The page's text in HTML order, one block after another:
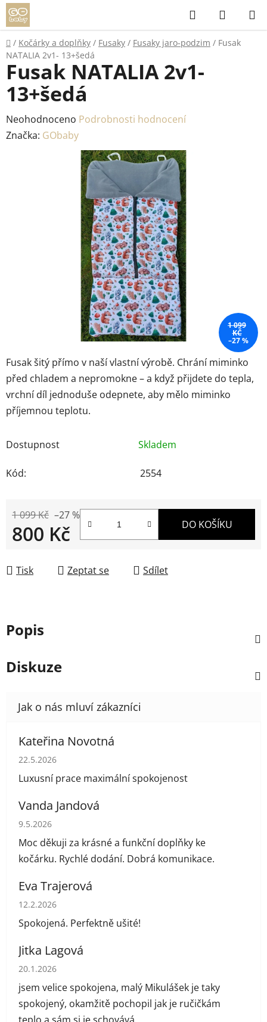
Přejít
na
obsah
Hledat
KOŠÍK
Domů
/ Kočárky a doplňky / Fusaky / Fusaky jaro-podzim / Fusak
NATALIA 2v1- 13+šedá
Fusak šitý přímo v naší vlastní výrobě. Chrání miminko
před chladem a nepromokne – a když přijdete do tepla,
vrchní díl jednoduše odepnete, aby mělo miminko
příjemnou teplotu.
Dostupnost Skladem
Kód: 2554
1 099 Kč –27 %
800 Kč DO KOŠÍKU
Tisk Zeptat se Sdílet
Fusak NATALIA 2v1-
13+šedá
Průměrné
hodnocení
Neohodnoceno Podrobnosti hodnocení
Značka: GObaby
1 099
KČ
–27 %
Popis
Diskuze
Kateřina Novotná
Hodnocení obchodu je 5 z 5 hvězdiček.
22.5.2026
Luxusní prace maximální spokojenost
Vanda Jandová
Hodnocení obchodu je 5 z 5 hvězdiček.
9.5.2026
Moc děkuji za krásné a funkční doplňky ke
kočárku. Rychlé dodání. Dobrá komunikace.
Eva Trajerová
Hodnocení obchodu je 5 z 5 hvězdiček.
12.2.2026
Spokojená. Perfektně ušité!
Jitka Lagová
Hodnocení obchodu je 5 z 5 hvězdiček.
20.1.2026
jsem velice spokojena, malý Mikulášek je taky
spokojený, okamžitě pochopil jak je ručičkám
teplo a sám si je schovává